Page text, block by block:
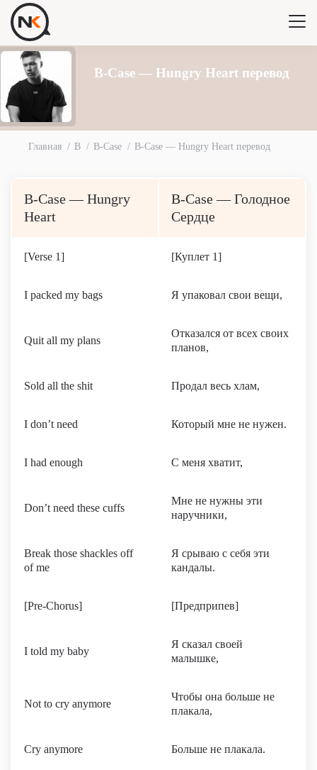
B-Case — Hungry Heart перевод
Главная B B-Case B-Case — Hungry Heart перевод
B-Case — Hungry
Heart
B-Case — Голодное
Сердце
[Verse 1] [Куплет 1]
I packed my bags Я упаковал свои вещи,
Quit all my plans
Отказался от всех своих
планов,
Sold all the shit Продал весь хлам,
I don’t need Который мне не нужен.
I had enough С меня хватит,
Don’t need these cuffs
Мне не нужны эти
наручники,
Break those shackles off
of me
Я срываю с себя эти
кандалы.
[Pre-Chorus] [Предприпев]
I told my baby
Я сказал своей
малышке,
Not to cry anymore
Чтобы она больше не
плакала,
Cry anymore Больше не плакала.